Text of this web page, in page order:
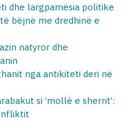
dhe largpamësia politike
bëjnë me dredhinë e
natyror dhe
nga antikiteti deri në
si ‘mollë e sherrit’: